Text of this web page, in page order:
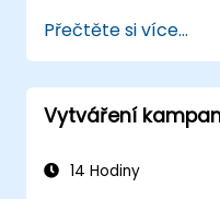
platforem.
Mailchimp,
Přečtěte si více...
Vytváření
14 Hodiny